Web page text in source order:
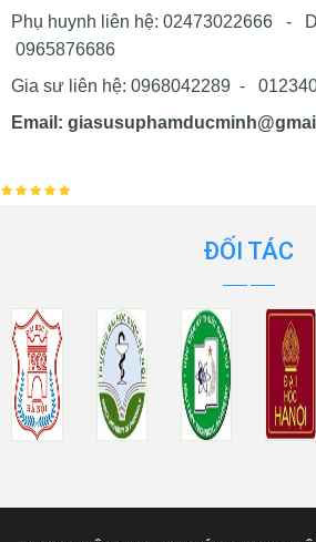
Phụ huynh liên hệ: 02473022666 -
0965876686
Gia sư liên hệ: 0968042289 -
Email:
ĐỐI TÁC